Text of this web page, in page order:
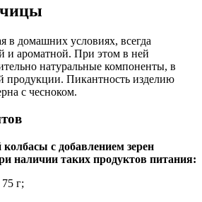
в домашних условиях, всегда
и ароматной. При этом в ней
натуральные компоненты, в
продукции. Пикантность изделию
с чесноком.
с добавлением зерен
наличии таких продуктов питания:
г;